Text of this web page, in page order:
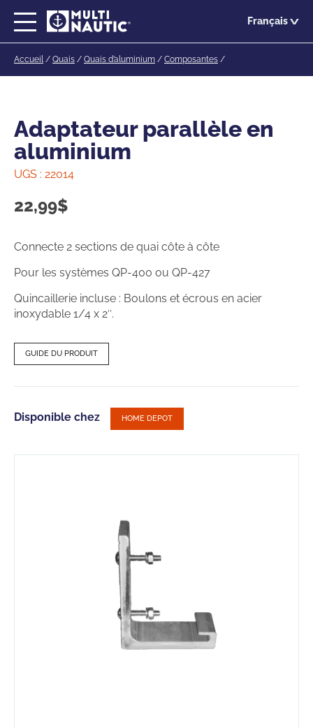
principal
Français
Accueil/ Quais / Quais d’aluminium / Composantes /
Adaptateur parallèle en
aluminium
UGS : 22014
22,99$
Connecte 2 sections de quai côte à côte
Pour les systèmes QP-400 ou QP-427
Quincaillerie incluse : Boulons et écrous en acier
inoxydable 1/4 x 2″.
GUIDE DU PRODUIT
Disponible chez HOME DEPOT